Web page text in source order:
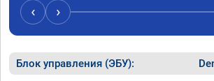
людьми, решил всё таки сделать
перепрошивку. Увидел в авито ваше
объявление и решил обратиться к вам
в работу. Знают своё дело. По времени
часа длилась процедура. Цена конечно
‹ ›
Блок управления (ЭБУ):